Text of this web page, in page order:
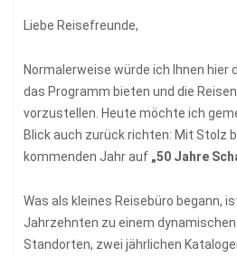
Liebe Reisefreunde,
Normalerweise würde ich Ihnen hier
das Programm bieten und die
vorzustellen. Heute möchte ich
Blick auch zurück richten: Mit Stolz
kommenden Jahr auf „50 Jahre
Was als kleines Reisebüro begann,
Jahrzehnten zu einem
Standorten, zwei jährlichen